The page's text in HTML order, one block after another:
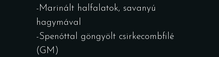
-Marinált halfalatok, savanyú
hagymával
-Spenóttal göngyölt csirkecombfilé
(GM)